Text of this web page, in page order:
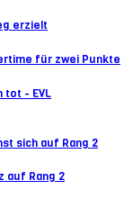
erzielt
für zwei Punkte
tot - EVL
sich auf Rang 2
auf Rang 2